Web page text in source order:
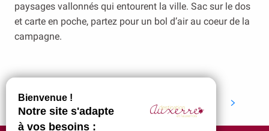
paysages vallonnés qui entourent la ville. Sac sur le dos
et carte en poche, partez pour un bol d’air au coeur de la
campagne.
Faire réparer son vélo